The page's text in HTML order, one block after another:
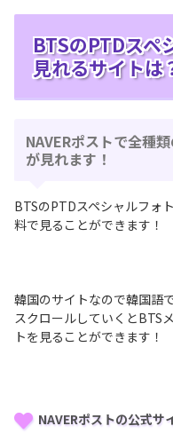
BTSのPTDスペ
見れるサイトは
NAVERポストで全種
が見れます！
BTSのPTDスペシャルフォ
料で見ることができます！
韓国のサイトなので韓国語
スクロールしていくとBTS
トを見ることができます！
NAVERポストの公式サ